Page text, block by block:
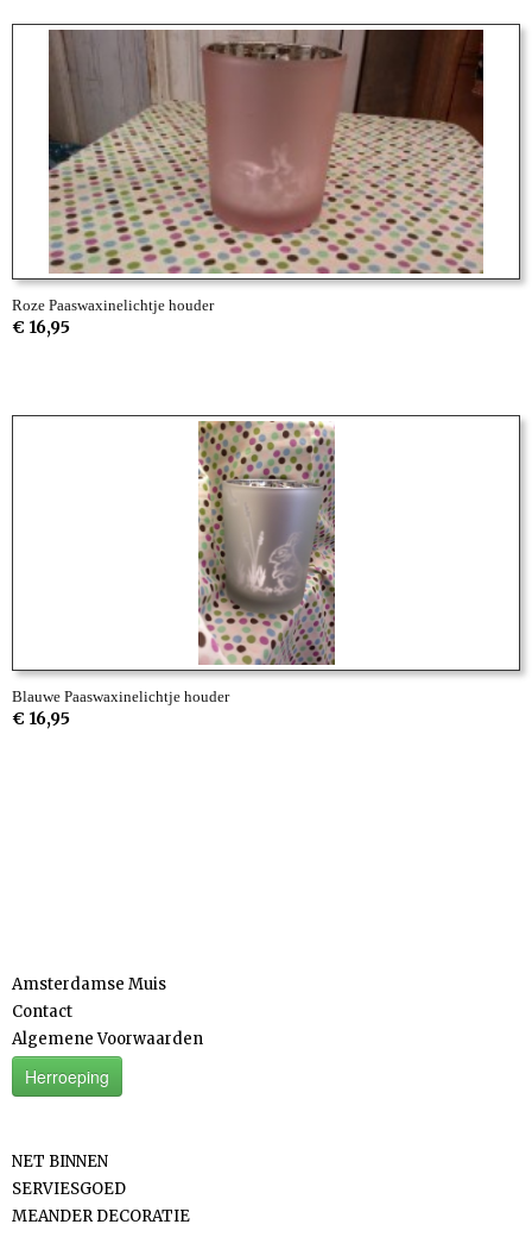
Roze Paaswaxinelichtje houder
€ 16,95
Blauwe Paaswaxinelichtje houder
€ 16,95
Amsterdamse Muis
Contact
Algemene Voorwaarden
Herroeping
NET BINNEN
SERVIESGOED
MEANDER DECORATIE